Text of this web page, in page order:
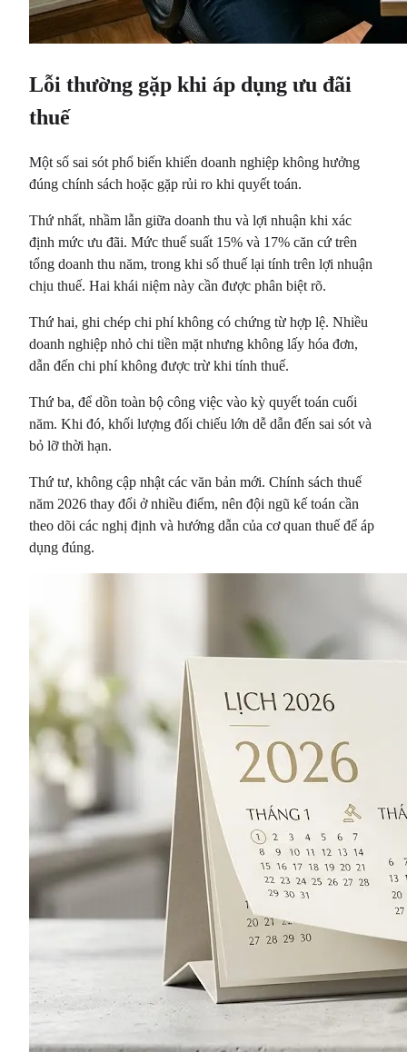
Lỗi thường gặp khi áp dụng ưu đãi
thuế
Một số sai sót phổ biến khiến doanh nghiệp không hưởng
đúng chính sách hoặc gặp rủi ro khi quyết toán.
Thứ nhất, nhầm lẫn giữa doanh thu và lợi nhuận khi xác
định mức ưu đãi. Mức thuế suất 15% và 17% căn cứ trên
tổng doanh thu năm, trong khi số thuế lại tính trên lợi nhuận
chịu thuế. Hai khái niệm này cần được phân biệt rõ.
Thứ hai, ghi chép chi phí không có chứng từ hợp lệ. Nhiều
doanh nghiệp nhỏ chi tiền mặt nhưng không lấy hóa đơn,
dẫn đến chi phí không được trừ khi tính thuế.
Thứ ba, để dồn toàn bộ công việc vào kỳ quyết toán cuối
năm. Khi đó, khối lượng đối chiếu lớn dễ dẫn đến sai sót và
bỏ lỡ thời hạn.
Thứ tư, không cập nhật các văn bản mới. Chính sách thuế
năm 2026 thay đổi ở nhiều điểm, nên đội ngũ kế toán cần
theo dõi các nghị định và hướng dẫn của cơ quan thuế để áp
dụng đúng.